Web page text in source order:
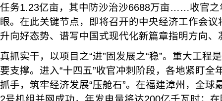
任务1.23亿亩，其中防沙治沙6688万亩……收官之
眼。在此关键节点，即将召开的中央经济工作会
升向好态势、谱写中国式现代化新篇章指明方向、
真抓实干，以项目之“进”固发展之“稳”。重大工程
要支撑。进入“十四五”收官冲刺阶段，各地紧盯全
抓手，筑牢经济发展“压舱石”。在福建漳州，全球